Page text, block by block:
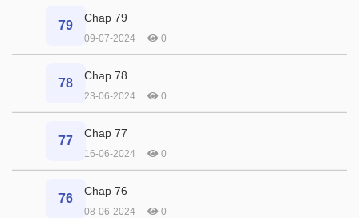
79
Chap 79
09-07-2024 0
78
Chap 78
23-06-2024 0
77
Chap 77
16-06-2024 0
76
Chap 76
08-06-2024 0